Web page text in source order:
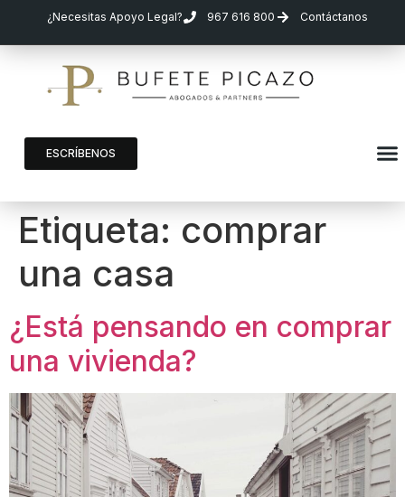
¿Necesitas Apoyo Legal? 967 616 800 Contáctanos
ESCRÍBENOS
Etiqueta: comprar
una casa
¿Está pensando en comprar
una vivienda?